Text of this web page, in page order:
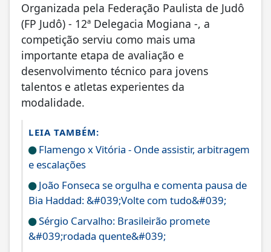
Organizada pela Federação Paulista de Judô
(FP Judô) - 12ª Delegacia Mogiana -, a
competição serviu como mais uma
importante etapa de avaliação e
desenvolvimento técnico para jovens
talentos e atletas experientes da
modalidade.
LEIA TAMBÉM:
Flamengo x Vitória - Onde assistir, arbitragem
e escalações
João Fonseca se orgulha e comenta pausa de
Bia Haddad: &#039;Volte com tudo&#039;
Sérgio Carvalho: Brasileirão promete
&#039;rodada quente&#039;